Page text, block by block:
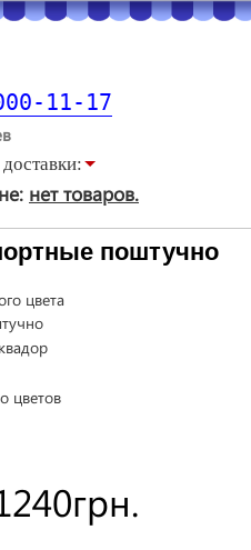
11-17
нет товаров.
поштучно
цветов
грн.